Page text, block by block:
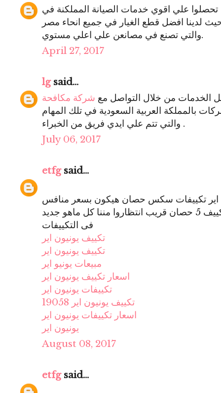
علي اقوي خدمات الصيانة المملكنة في
لدينا افضل قطع الغيار في جميع انحاء مصر
والتي تصنع في مصانعن علي اعلي مستوي.
April 27, 2017
lgsaid...
الخدمات من خلال التواصل مع شركة مكافحة
بالمملكة العربية السعودية في تلك المهام
والتي تتم علي ايدي فريق من الخبراء .
July 06, 2017
etfgsaid...
اير تكييفات سكس حصان هيكون بسعر منافس
للشركات التانيه وهيكون متوفر تكييف 5 حصان قريب انتظاروا مننا كل ماهو جديد
فى التكييفات
تكييف يونيون اير
تكييف يونيون اير
مبيعات يونيو اير
اسعار تكييف يونيون اير
تكييفات يونيون اير
تكييف يونيون اير 19058
اسعار تكييفات يونيون اير
يونيون اير
August 08, 2017
etfgsaid...